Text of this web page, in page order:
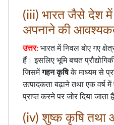
(iii) भारत जैसे देश में
अपनाने की
उत्तर: भारत में निवल बोए गए
हैं। इसलिए भूमि बचत
जिसमेंगहन कृषिके माध्यम से
उत्पादकता बढ़ाने तथा एक
प्राप्त करने पर जोर दिया जाता
(iv) शुष्क कृषि तथा